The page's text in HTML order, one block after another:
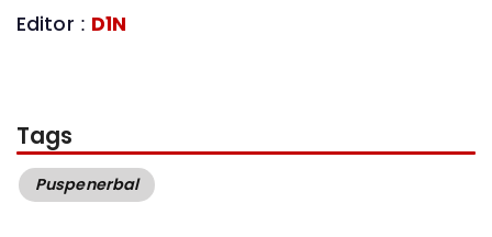
Editor : D1N
Tags
Puspenerbal